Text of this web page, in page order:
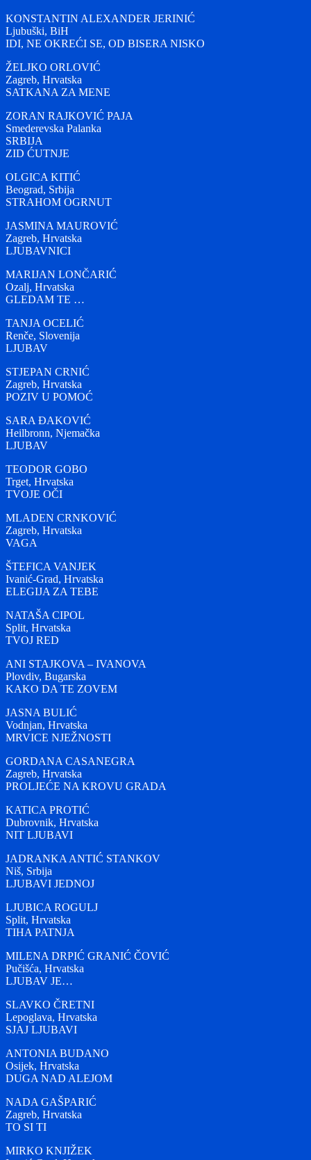
KONSTANTIN ALEXANDER JERINIĆ
Ljubuški, BiH
IDI, NE OKREĆI SE, OD BISERA NISKO
ŽELJKO ORLOVIĆ
Zagreb, Hrvatska
SATKANA ZA MENE
ZORAN RAJKOVIĆ PAJA
Smederevska Palanka
SRBIJA
ZID ĆUTNJE
OLGICA KITIĆ
Beograd, Srbija
STRAHOM OGRNUT
JASMINA MAUROVIĆ
Zagreb, Hrvatska
LJUBAVNICI
MARIJAN LONČARIĆ
Ozalj, Hrvatska
GLEDAM TE …
TANJA OCELIĆ
Renče, Slovenija
LJUBAV
STJEPAN CRNIĆ
Zagreb, Hrvatska
POZIV U POMOĆ
SARA ĐAKOVIĆ
Heilbronn, Njemačka
LJUBAV
TEODOR GOBO
Trget, Hrvatska
TVOJE OČI
MLADEN CRNKOVIĆ
Zagreb, Hrvatska
VAGA
ŠTEFICA VANJEK
Ivanić-Grad, Hrvatska
ELEGIJA ZA TEBE
NATAŠA CIPOL
Split, Hrvatska
TVOJ RED
ANI STAJKOVA – IVANOVA
Plovdiv, Bugarska
KAKO DA TE ZOVEM
JASNA BULIĆ
Vodnjan, Hrvatska
MRVICE NJEŽNOSTI
GORDANA CASANEGRA
Zagreb, Hrvatska
PROLJEĆE NA KROVU GRADA
KATICA PROTIĆ
Dubrovnik, Hrvatska
NIT LJUBAVI
JADRANKA ANTIĆ STANKOV
Niš, Srbija
LJUBAVI JEDNOJ
LJUBICA ROGULJ
Split, Hrvatska
TIHA PATNJA
MILENA DRPIĆ GRANIĆ ČOVIĆ
Pučišća, Hrvatska
LJUBAV JE…
SLAVKO ČRETNI
Lepoglava, Hrvatska
SJAJ LJUBAVI
ANTONIA BUDANO
Osijek, Hrvatska
DUGA NAD ALEJOM
NADA GAŠPARIĆ
Zagreb, Hrvatska
TO SI TI
MIRKO KNJIŽEK